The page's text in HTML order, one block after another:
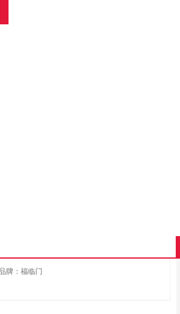
牌：福临门